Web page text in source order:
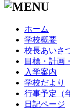
ホーム
学校概要
校長あいさ
目標・計画
入学案内
学校だより
行事予定（
日記ページ